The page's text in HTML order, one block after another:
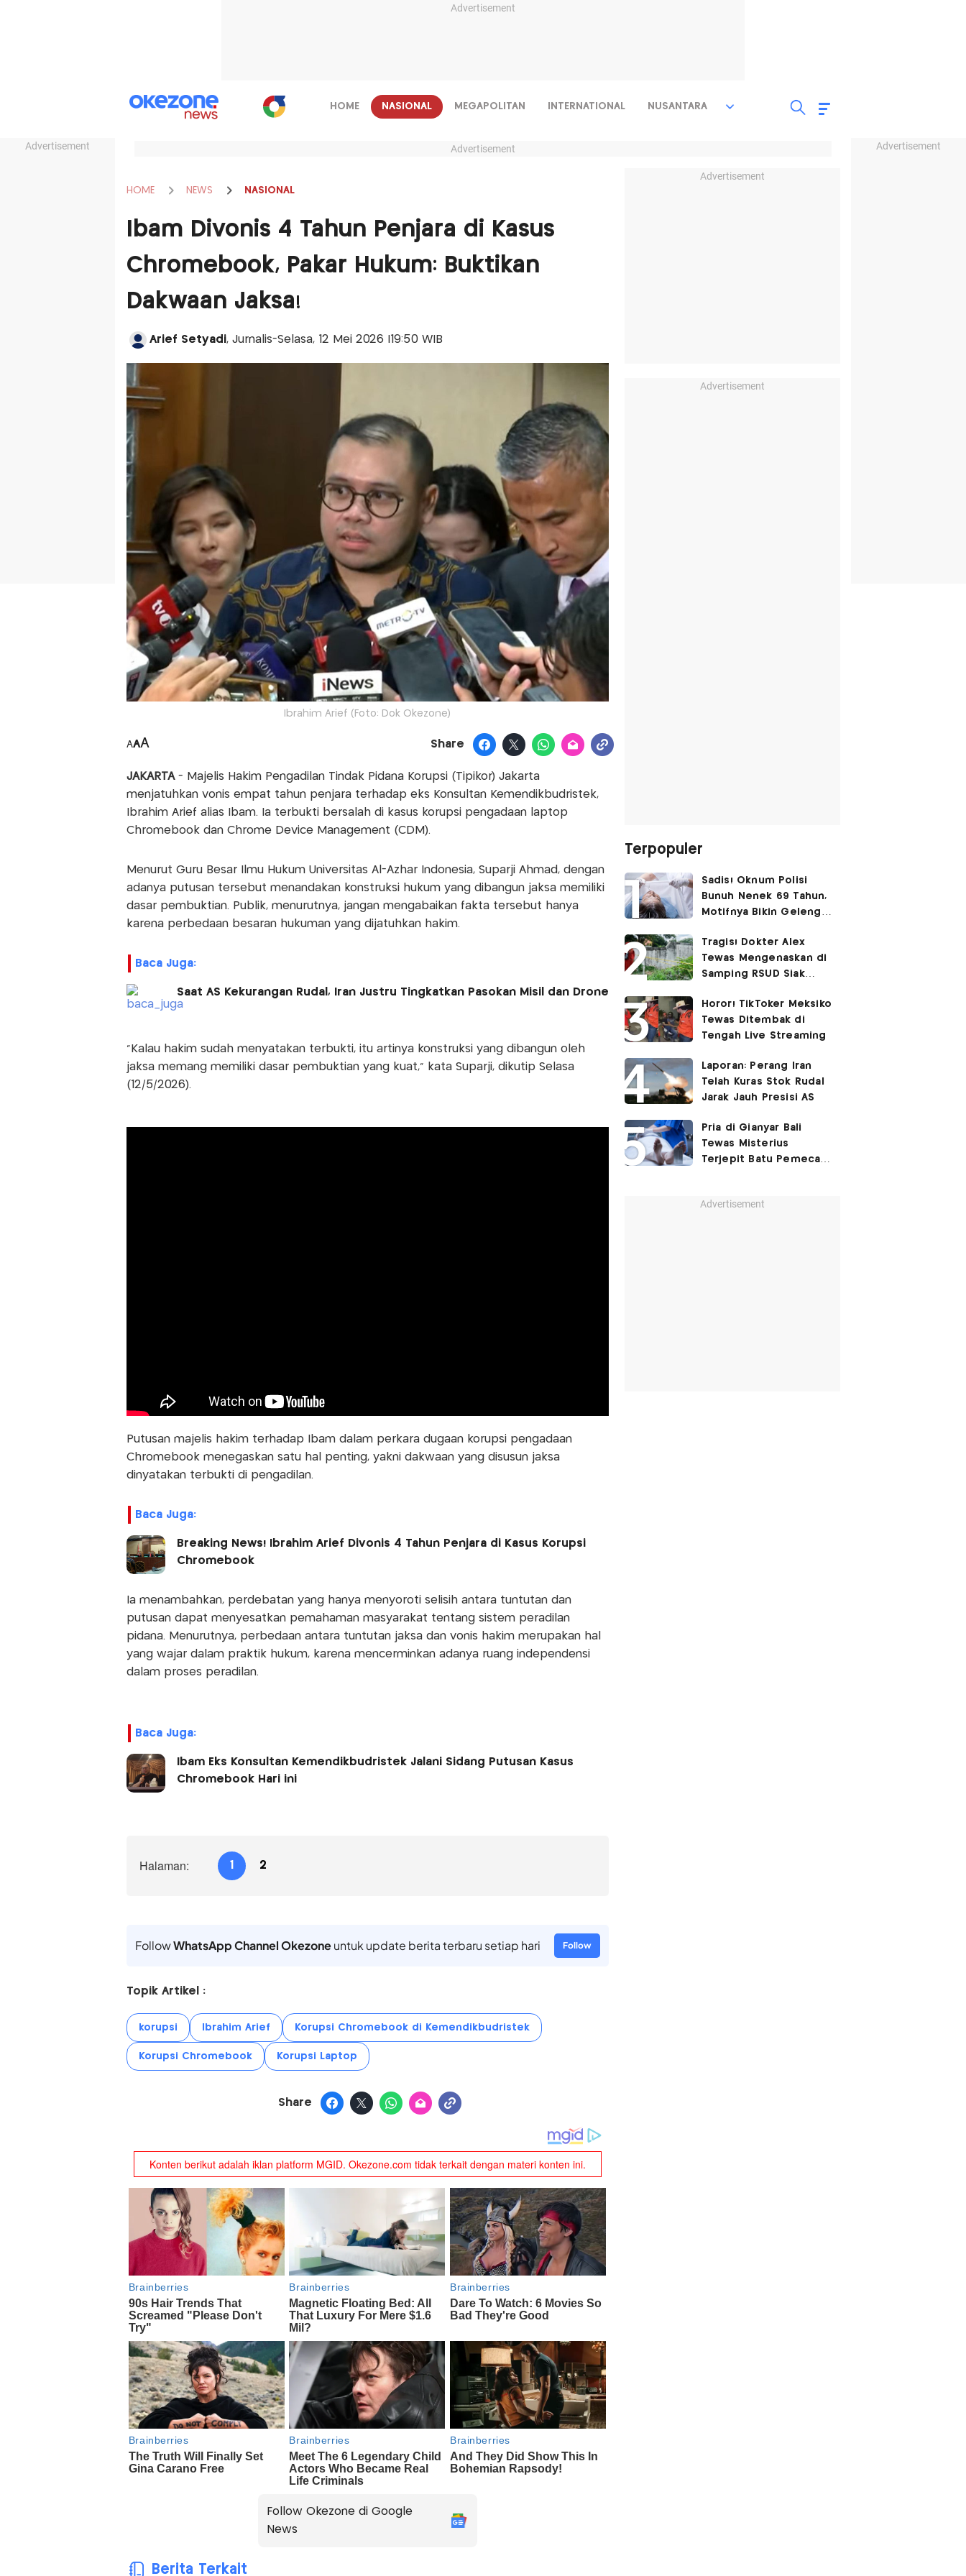
Advertisement
Advertisement Advertisement
HOME NASIONAL MEGAPOLITAN INTERNATIONAL NUSANTARA
Advertisement
HOME NEWS NASIONAL
Ibam Divonis 4 Tahun Penjara di Kasus
Chromebook, Pakar Hukum: Buktikan
Dakwaan Jaksa!
Arief Setyadi, Jurnalis-Selasa, 12 Mei 2026 |19:50 WIB
Ibrahim Arief (Foto: Dok Okezone)
AAA Share
JAKARTA - Majelis Hakim Pengadilan Tindak Pidana Korupsi (Tipikor) Jakarta
menjatuhkan vonis empat tahun penjara terhadap eks Konsultan Kemendikbudristek,
Ibrahim Arief alias Ibam. Ia terbukti bersalah di kasus korupsi pengadaan laptop
Chromebook dan Chrome Device Management (CDM).
Menurut Guru Besar Ilmu Hukum Universitas Al-Azhar Indonesia, Suparji Ahmad, dengan
adanya putusan tersebut menandakan konstruksi hukum yang dibangun jaksa memiliki
dasar pembuktian. Publik, menurutnya, jangan mengabaikan fakta tersebut hanya
karena perbedaan besaran hukuman yang dijatuhkan hakim.
Baca Juga:
Saat AS Kekurangan Rudal, Iran Justru Tingkatkan Pasokan Misil dan Drone
“Kalau hakim sudah menyatakan terbukti, itu artinya konstruksi yang dibangun oleh
jaksa memang memiliki dasar pembuktian yang kuat,” kata Suparji, dikutip Selasa
(12/5/2026).
Putusan majelis hakim terhadap Ibam dalam perkara dugaan korupsi pengadaan
Chromebook menegaskan satu hal penting, yakni dakwaan yang disusun jaksa
dinyatakan terbukti di pengadilan.
Baca Juga:
Breaking News! Ibrahim Arief Divonis 4 Tahun Penjara di Kasus Korupsi
Chromebook
Ia menambahkan, perdebatan yang hanya menyoroti selisih antara tuntutan dan
putusan dapat menyesatkan pemahaman masyarakat tentang sistem peradilan
pidana. Menurutnya, perbedaan antara tuntutan jaksa dan vonis hakim merupakan hal
yang wajar dalam praktik hukum, karena mencerminkan adanya ruang independensi
dalam proses peradilan.
Baca Juga:
Ibam Eks Konsultan Kemendikbudristek Jalani Sidang Putusan Kasus
Chromebook Hari ini
Halaman: 1 2
FollowWhatsApp Channel Okezoneuntuk update berita terbaru setiap hari Follow
Topik Artikel :
korupsi Ibrahim Arief Korupsi Chromebook di Kemendikbudristek
Korupsi Chromebook Korupsi Laptop
Share
Follow Okezone di Google
News
Berita Terkait
Advertisement
Advertisement
Terpopuler
Sadis! Oknum Polisi
Bunuh Nenek 69 Tahun,
Motifnya Bikin Geleng
Tragis! Dokter Alex
Tewas Mengenaskan di
Samping RSUD Siak
Rocuronium
Horor! TikToker Meksiko
Tewas Ditembak di
Tengah Live Streaming
Laporan: Perang Iran
Telah Kuras Stok Rudal
Jarak Jauh Presisi AS
Pria di Gianyar Bali
Tewas Misterius
Terjepit Batu Pemecah
Advertisement